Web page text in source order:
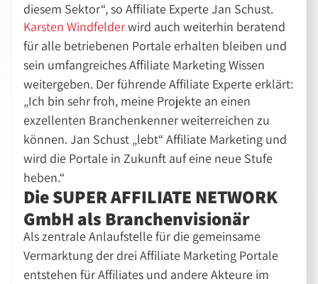
diesem Sektor“, so Affiliate Experte Jan Schust.
Karsten Windfelderwird auch weiterhin beratend
für alle betriebenen Portale erhalten bleiben und
sein umfangreiches Affiliate Marketing Wissen
weitergeben. Der führende Affiliate Experte erklärt:
„Ich bin sehr froh, meine Projekte an einen
exzellenten Branchenkenner weiterreichen zu
können. Jan Schust „lebt“ Affiliate Marketing und
wird die Portale in Zukunft auf eine neue Stufe
heben.“
Die SUPER AFFILIATE NETWORK
GmbH als Branchenvisionär
Als zentrale Anlaufstelle für die gemeinsame
Vermarktung der drei Affiliate Marketing Portale
entstehen für Affiliates und andere Akteure im